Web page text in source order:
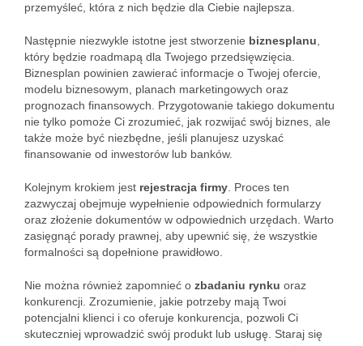
przemyśleć, która z nich będzie dla Ciebie najlepsza.
Następnie niezwykle istotne jest stworzenie biznesplanu
który będzie roadmapą dla Twojego przedsięwzięcia.
Biznesplan powinien zawierać informacje o Twojej ofercie,
modelu biznesowym, planach marketingowych oraz
prognozach finansowych. Przygotowanie takiego dokumentu
nie tylko pomoże Ci zrozumieć, jak rozwijać swój biznes, ale
także może być niezbędne, jeśli planujesz uzyskać
finansowanie od inwestorów lub banków.
Kolejnym krokiem jest rejestracja firmy . Proces ten
zazwyczaj obejmuje wypełnienie odpowiednich formularzy
oraz złożenie dokumentów w odpowiednich urzędach. Warto
zasięgnąć porady prawnej, aby upewnić się, że wszystkie
formalności są dopełnione prawidłowo.
Nie można również zapomnieć o zbadaniu rynku oraz
konkurencji. Zrozumienie, jakie potrzeby mają Twoi
potencjalni klienci i co oferuje konkurencja, pozwoli Ci
skuteczniej wprowadzić swój produkt lub usługę. Staraj się